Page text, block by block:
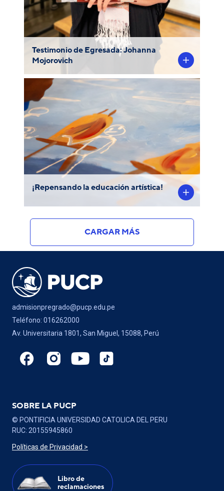
Testimonio de Egresada: Johanna
Mojorovich
¡Repensando la educación artística!
Educación Artística, estudiantes de los
primeros años de la FAD diseñaron
maquetas, y dibujos de aulas expandidas y
recursos pedagógicos alternativos.
CARGAR MÁS
admisionpregrado@pucp.edu.pe
Teléfono: 016262000
Av. Universitaria 1801, San Miguel, 15088, Perú
SOBRE LA PUCP
© PONTIFICIA UNIVERSIDAD CATOLICA DEL PERU
RUC: 20155945860
Políticas de Privacidad >
Libro de
reclamaciones